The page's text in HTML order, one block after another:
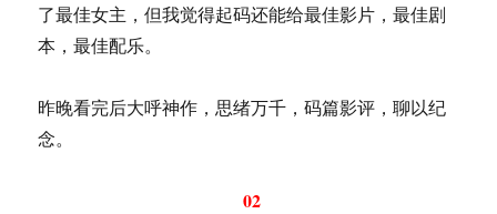
了最佳女主，但我觉得起码还能给最佳影片，最佳剧
本，最佳配乐。
昨晚看完后大呼神作，思绪万千，码篇影评，聊以纪
念。
02